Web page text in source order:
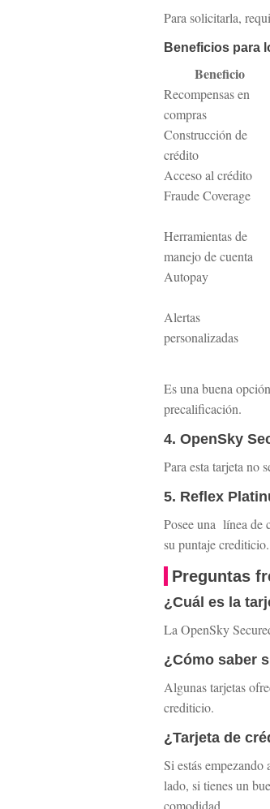
Para solicitarla,
Beneficios para
Beneficio
Recompensas en
compras
Construcción de
crédito
Acceso al crédito
Fraude Coverage
Herramientas de
manejo de cuenta
Autopay
Alertas
personalizadas
Es una buena
precalificación.
4. OpenSky
Para esta tarjeta no
5. Reflex
Posee una línea de
su puntaje crediticio.
Preguntas
¿Cuál es la
La OpenSky
¿Cómo saber
Algunas tarjetas
crediticio.
¿Tarjeta de
Si estás
lado, si tienes un
comodidad.